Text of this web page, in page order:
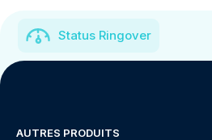
Status Ringover
AUTRES PRODUITS